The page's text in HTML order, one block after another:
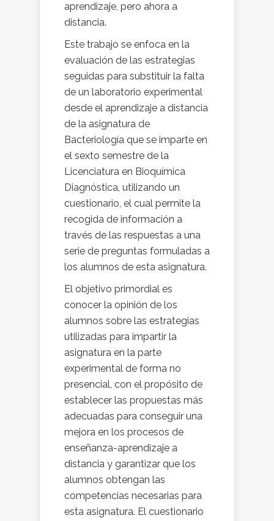
aprendizaje, pero ahora a
distancia.
Este trabajo se enfoca en la
evaluación de las estrategias
seguidas para substituir la falta
de un laboratorio experimental
desde el aprendizaje a distancia
de la asignatura de
Bacteriología que se imparte en
el sexto semestre de la
Licenciatura en Bioquímica
Diagnóstica, utilizando un
cuestionario, el cual permite la
recogida de información a
través de las respuestas a una
serie de preguntas formuladas a
los alumnos de esta asignatura.
El objetivo primordial es
conocer la opinión de los
alumnos sobre las estrategias
utilizadas para impartir la
asignatura en la parte
experimental de forma no
presencial, con el propósito de
establecer las propuestas más
adecuadas para conseguir una
mejora en los procesos de
enseñanza-aprendizaje a
distancia y garantizar que los
alumnos obtengan las
competencias necesarias para
esta asignatura. El cuestionario